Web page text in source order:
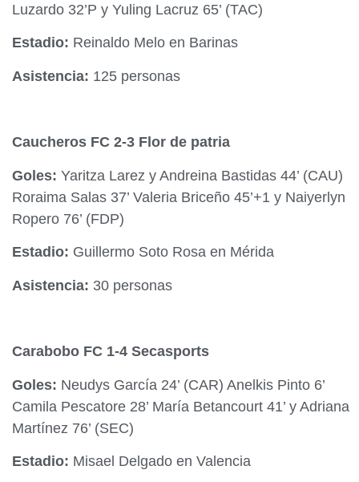
Luzardo 32’P y Yuling Lacruz 65’ (TAC)
Estadio: Reinaldo Melo en Barinas
Asistencia: 125 personas
Caucheros FC 2-3 Flor de patria
Goles: Yaritza Larez y Andreina Bastidas 44’ (CAU)
Roraima Salas 37’ Valeria Briceño 45’+1 y Naiyerlyn
Ropero 76’ (FDP)
Estadio: Guillermo Soto Rosa en Mérida
Asistencia: 30 personas
Carabobo FC 1-4 Secasports
Goles: Neudys García 24’ (CAR) Anelkis Pinto 6’
Camila Pescatore 28’ María Betancourt 41’ y Adriana
Martínez 76’ (SEC)
Estadio: Misael Delgado en Valencia